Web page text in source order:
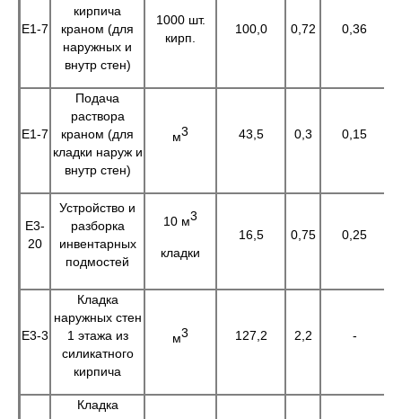
Е1-7
кирпича
краном (для
наружных и
внутр стен)
1000 шт.
кирп.
100,0 0,72 0,36
Е1-7
Подача
раствора
краном (для
кладки наруж и
внутр стен)
м3 43,5 0,3 0,15
Е3-
20
Устройство и
разборка
инвентарных
подмостей
10 м3
кладки
16,5 0,75 0,25
Е3-3
Кладка
наружных стен
1 этажа из
силикатного
кирпича
м3 127,2 2,2 -
Кладка